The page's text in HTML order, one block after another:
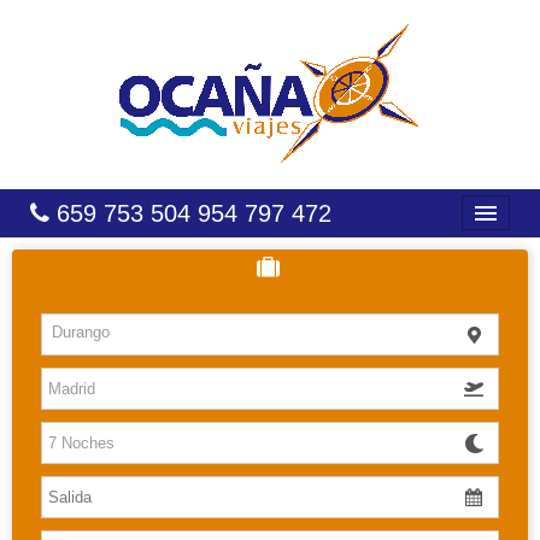
659 753 504 954 797 472
HOTELES
COSTAS
CARIBE
CANARIAS
BALEARES
Durango